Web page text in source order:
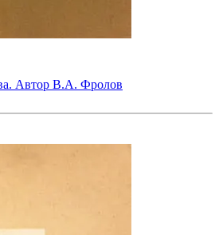
Автор В.А. Фролов